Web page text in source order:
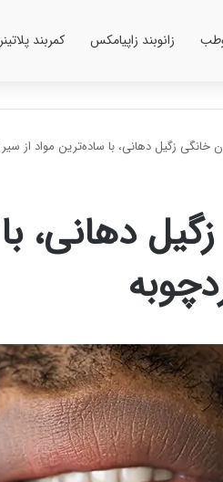
زانوبند زاپیامکس کمربند پلاتینر
دهانی،